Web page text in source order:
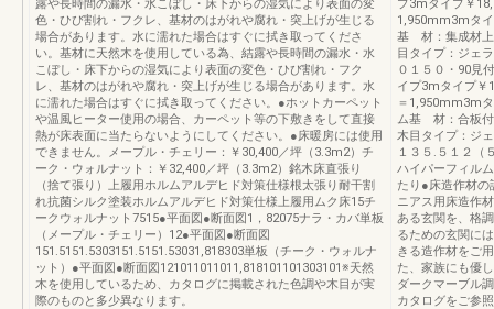
露や長時間の漏水・水こぼし・床下からの湿気により表面の変
色・ひび割れ・フクレ、基材のはがれや腐れ・突上げが生じる
場合があります。水に濡れた場合はすぐに拭き取ってくださ
い。基材に天然木を使用している為、結露や長時間の漏水・水
こぼし・床下からの湿気により表面の変色・ひび割れ・フク
レ、基材のはがれや腐れ・突上げが生じる場合があります。水
に濡れた場合はすぐに拭き取ってください。●ホットカーペット
や温風ヒーター使用の場合、カーペット等の下敷きをして直接
熱が床表面に当たらないようにしてください。●床暖房には使用
できません。メープル・チェリー：￥30,400／坪（3.3m2）チ
ーク・ウォルナット：￥32,400／坪（3.3m2）銘木床直張り
（捨て張り）上履用ホルムアルデヒド対策仕様根太張り耐干割
れ抗菌シルク塗装ホルムアルデヒド対策仕様上履用ムク床15チ
ークウォルナット7515●平面図●断面図1，82075ナラ・カバ単板
（メープル・チェリー）12●平面図●断面図
151.5151.5303151.5151.53031,818303単板（チーク・ウォルナ
ット）●平面図●断面図121011011011,818101101303101※天然
木を使用しているため、カタログに掲載された色調や木目が実
際のものと多少異なります。
プ3mタイプ￥
1,950mm3mタ
基 材：集成材
目タイプ：ジェ
０１５０・90見
イプ3mタイプ￥
＝1,950mm3m
ム基 材：合板
木目タイプ：ジ
１３５.５１２（
ハイパーフィル
たり●床造作材の
ニアス用床造作
ある玄関を、格
るための玄関に
きる造作材をご
た、家族にも優
ダークマーブル
カタログをご参